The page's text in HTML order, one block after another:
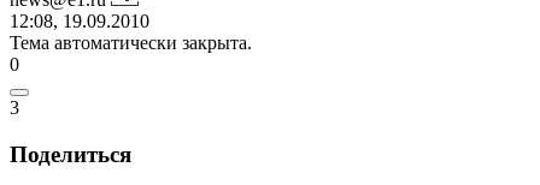
12:08, 19.09.2010
Тема автоматически закрыта.
0
3
Поделиться